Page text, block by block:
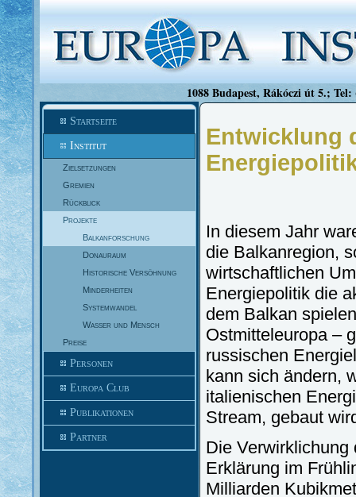
1088 Budapest, Rákóczi út 5.;
Startseite
Institut
Zielsetzungen
Gremien
Rückblick
Projekte
Balkanforschung
Donauraum
Historische Versöhnung
Minderheiten
Systemwandel
Wasser und Mensch
Preise
Personen
Europa Club
Publikationen
Partner
Entwicklung
In diesem Jahr
die Balkanregion,
wirtschaftlichen
Energiepolitik die
dem Balkan
Ostmitteleuropa –
russischen
kann sich ändern,
italienischen
Stream, gebaut
Die Verwirklichung
Erklärung im
Milliarden